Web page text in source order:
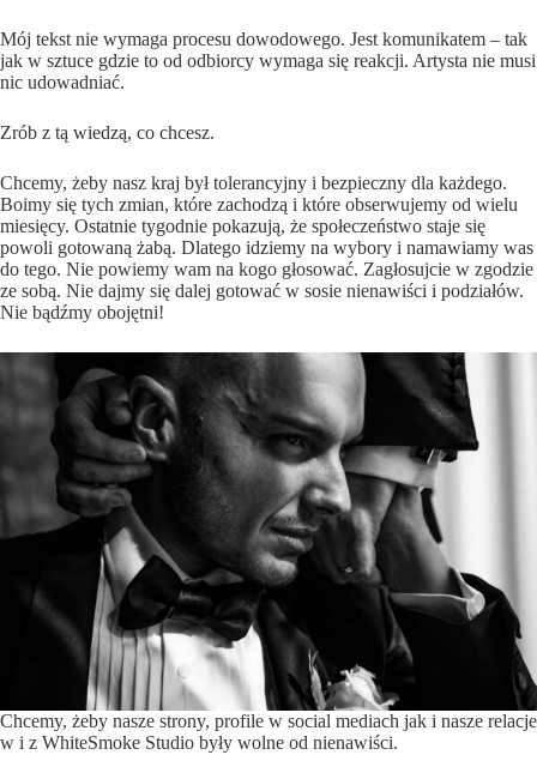
Mój tekst nie wymaga procesu dowodowego. Jest komunikatem – tak
jak w sztuce gdzie to od odbiorcy wymaga się reakcji. Artysta nie musi
nic udowadniać.
Zrób z tą wiedzą, co chcesz.
Chcemy, żeby nasz kraj był tolerancyjny i bezpieczny dla każdego.
Boimy się tych zmian, które zachodzą i które obserwujemy od wielu
miesięcy. Ostatnie tygodnie pokazują, że społeczeństwo staje się
powoli gotowaną żabą. Dlatego idziemy na wybory i namawiamy was
do tego. Nie powiemy wam na kogo głosować. Zagłosujcie w zgodzie
ze sobą. Nie dajmy się dalej gotować w sosie nienawiści i podziałów.
Nie bądźmy obojętni!
Chcemy, żeby nasze strony, profile w social mediach jak i nasze relacje
w i z WhiteSmoke Studio były wolne od nienawiści.